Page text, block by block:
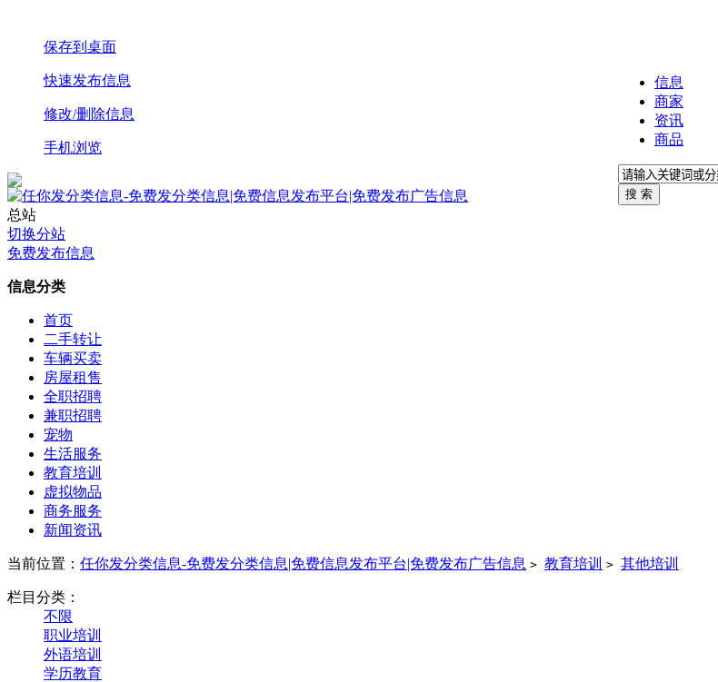
保存到桌面
快速发布信息
修改/删除信息
手机浏览
总站
切换分站
免费发布信息
信息
商家
资讯
商品
信息分类
首页
二手转让
车辆买卖
房屋租售
全职招聘
兼职招聘
宠物
生活服务
教育培训
虚拟物品
商务服务
新闻资讯
当前位置： 任你发分类信息-免费发分类信息|免费信息发布平台|免费发布广告信息 > 教育培训 > 其他培训
栏目分类：
不限
职业培训
外语培训
学历教育